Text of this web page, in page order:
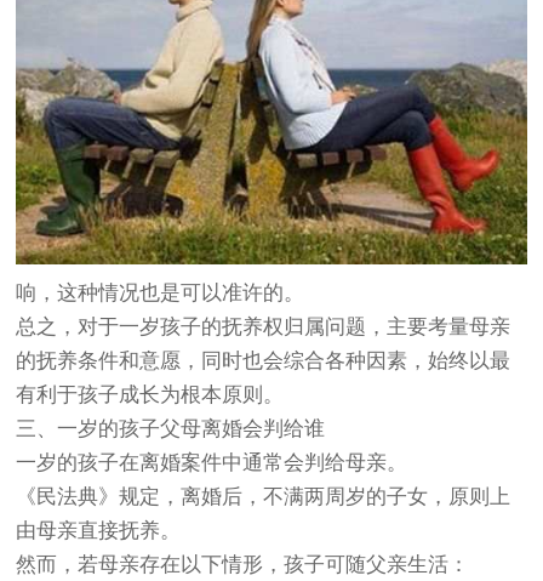
响，这种情况也是可以准许的。
总之，对于一岁孩子的抚养权归属问题，主要考量母亲
的抚养条件和意愿，同时也会综合各种因素，始终以最
有利于孩子成长为根本原则。
三、一岁的孩子父母离婚会判给谁
一岁的孩子在离婚案件中通常会判给母亲。
《民法典》规定，离婚后，不满两周岁的子女，原则上
由母亲直接抚养。
然而，若母亲存在以下情形，孩子可随父亲生活：